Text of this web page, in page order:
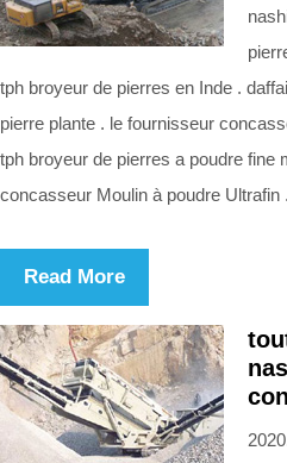
tph broyeur de pierres en Inde .
pierre plante . le fournisseur
tph broyeur de pierres a poudre fine
concasseur Moulin à poudre Ultrafin
Read More